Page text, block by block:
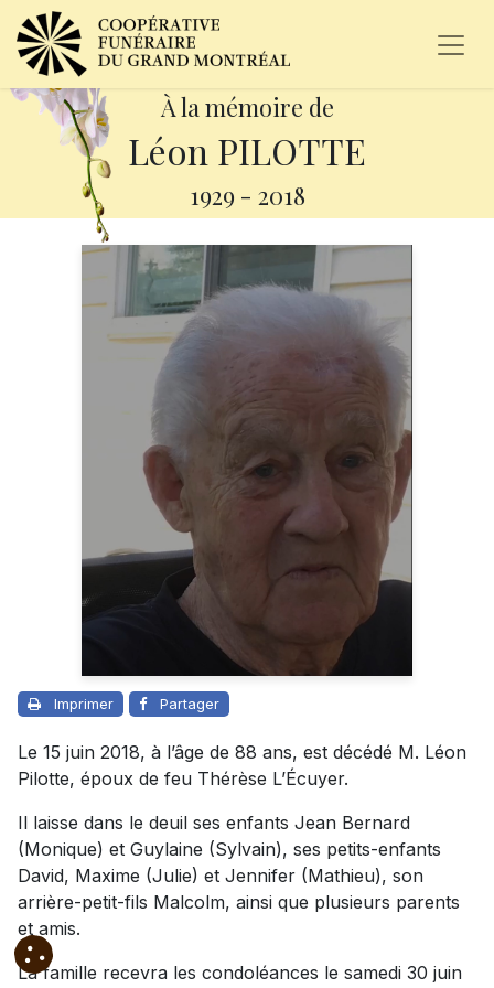
À la mémoire de
Léon PILOTTE
1929 - 2018
Imprimer Partager
Le 15 juin 2018, à l’âge de 88 ans, est décédé M. Léon
Pilotte, époux de feu Thérèse L’Écuyer.
Il laisse dans le deuil ses enfants Jean Bernard
(Monique) et Guylaine (Sylvain), ses petits-enfants
David, Maxime (Julie) et Jennifer (Mathieu), son
arrière-petit-fils Malcolm, ainsi que plusieurs parents
et amis.
La famille recevra les condoléances le samedi 30 juin